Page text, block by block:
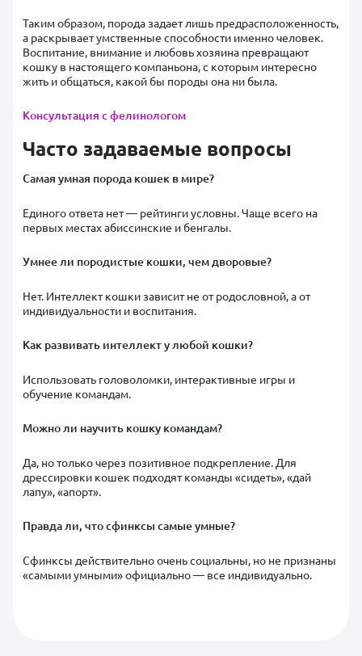
Таким образом, порода задает лишь предрасположенность,
а раскрывает умственные способности именно человек.
Воспитание, внимание и любовь хозяина превращают
кошку в настоящего компаньона, с которым интересно
жить и общаться, какой бы породы она ни была.
Консультация с фелинологом
Часто задаваемые вопросы
Самая умная порода кошек в мире?
Единого ответа нет — рейтинги условны. Чаще всего на
первых местах абиссинские и бенгалы.
Умнее ли породистые кошки, чем дворовые?
Нет. Интеллект кошки зависит не от родословной, а от
индивидуальности и воспитания.
Как развивать интеллект у любой кошки?
Использовать головоломки, интерактивные игры и
обучение командам.
Можно ли научить кошку командам?
Да, но только через позитивное подкрепление. Для
дрессировки кошек подходят команды «сидеть», «дай
лапу», «апорт».
Правда ли, что сфинксы самые умные?
Сфинксы действительно очень социальны, но не признаны
«самыми умными» официально — все индивидуально.